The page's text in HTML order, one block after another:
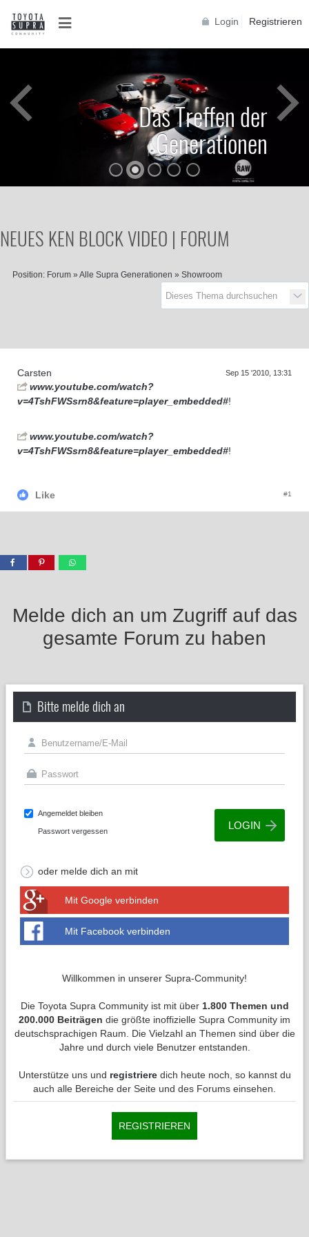
Login Registrieren
D
a
s
T
r
e
f
f
e
n
d
e
r
G
e
n
e
r
a
t
i
o
n
e
n
Das Treffen der
Generationen
NEUES KEN BLOCK VIDEO | FORUM
Position: Forum » Alle Supra Generationen » Showroom
Carsten Sep 15 '2010, 13:31
www.youtube.com/watch?
v=4TshFWSsrn8&feature=player_embedded#!
www.youtube.com/watch?
v=4TshFWSsrn8&feature=player_embedded#!
Like #1
Melde dich an um Zugriff auf das
gesamte Forum zu haben
Bitte melde dich an
Angemeldet bleiben
Passwort vergessen
oder melde dich an mit
Mit Google verbinden
Mit Facebook verbinden
Willkommen in unserer Supra-Community!
Die Toyota Supra Community ist mit über 1.800 Themen und
200.000 Beiträgen die größte inoffizielle Supra Community im
deutschsprachigen Raum. Die Vielzahl an Themen sind über die
Jahre und durch viele Benutzer entstanden.
Unterstütze uns und registrieredich heute noch, so kannst du
auch alle Bereiche der Seite und des Forums einsehen.
REGISTRIEREN